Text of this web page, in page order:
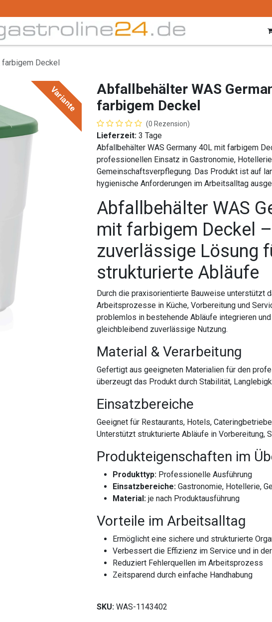
farbigem Deckel
Variante
Abfallbehälter WAS
farbigem Deckel
(0 Rezension)
Lieferzeit: 3 Tage
Abfallbehälter WAS Germany 40L mit farbigem
professionellen Einsatz in Gastronomie,
Gemeinschaftsverpflegung. Das Produkt ist auf
hygienische Anforderungen im Arbeitsalltag
Abfallbehälter WAS
mit farbigem Deckel –
zuverlässige Lösung
strukturierte Abläufe
Durch die praxisorientierte Bauweise unterstützt
Arbeitsprozesse in Küche, Vorbereitung und
problemlos in bestehende Abläufe integrieren
gleichbleibend zuverlässige Nutzung.
Material & Verarbeitung
Gefertigt aus geeigneten Materialien für den
überzeugt das Produkt durch Stabilität,
Einsatzbereiche
Geeignet für Restaurants, Hotels,
Unterstützt strukturierte Abläufe in Vorbereitung,
Produkteigenschaften im
Produkttyp: Professionelle Ausführung
Einsatzbereiche: Gastronomie, Hotellerie,
Material: je nach Produktausführung
Vorteile im Arbeitsalltag
Ermöglicht eine sichere und strukturierte
Verbessert die Effizienz im Service und in
Reduziert Fehlerquellen im Arbeitsprozess
Zeitsparend durch einfache Handhabung
SKU: WAS-1143402